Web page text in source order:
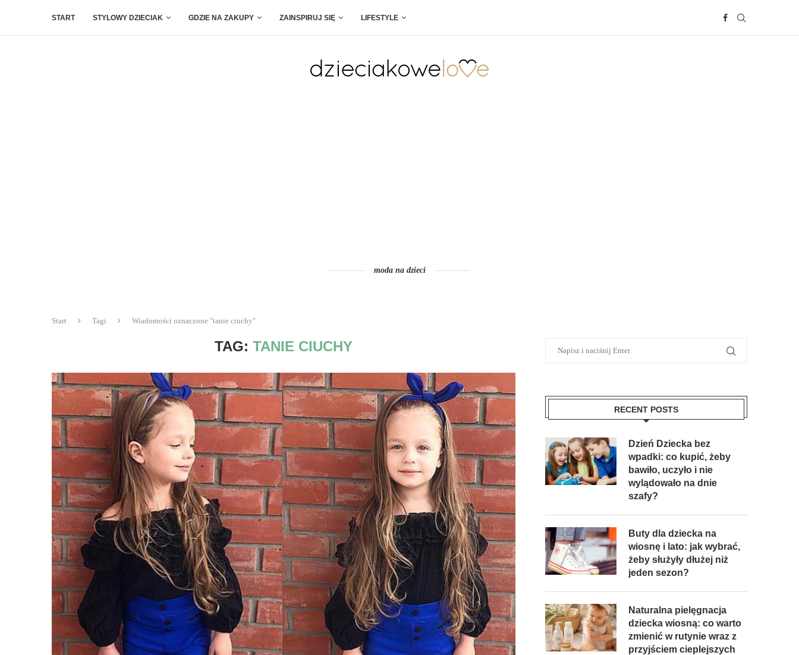
START STYLOWY DZIECIAK GDZIE NA ZAKUPY ZAINSPIRUJ SIĘ LIFESTYLE
moda na dzieci
Start Tagi Wiadomości oznaczone "tanie ciuchy"
TAG: TANIE CIUCHY
RECENT POSTS
Dzień Dziecka bez
wpadki: co kupić, żeby
bawiło, uczyło i nie
wylądowało na dnie
szafy?
Buty dla dziecka na
wiosnę i lato: jak wybrać,
żeby służyły dłużej niż
jeden sezon?
Naturalna pielęgnacja
dziecka wiosną: co warto
zmienić w rutynie wraz z
przyjściem cieplejszych